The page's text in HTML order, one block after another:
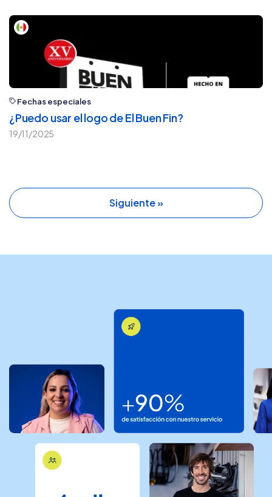
Fechas especiales
¿Puedo usar el logo de El Buen Fin?
19/11/2025
Siguiente »